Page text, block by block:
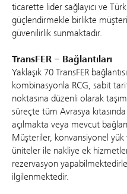
ticarette lider sağlayıcı ve
güçlendirmekle birlikte
güvenilirlik sunmaktadır.
TransFER – Bağlantıları
Yaklaşık 70 TransFER
kombinasyonla RCG, sabit
noktasına düzenli olarak
süreçte tüm Avrasya
açılmakta veya mevcut
Müşteriler, konvansiyonel
üniteler ile nakliye ek
rezervasyon
ilgilenmektedir.